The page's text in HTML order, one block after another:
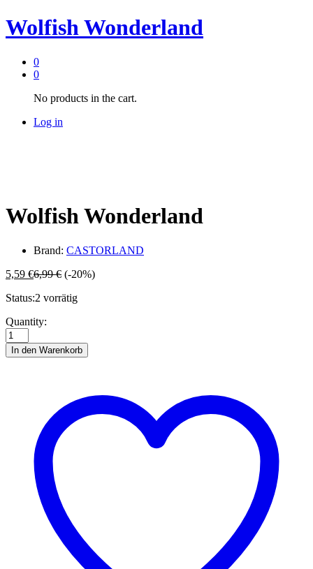
Wolfish Wonderland
0
0
No products in the cart.
Log in
Wolfish Wonderland
Brand: CASTORLAND
5,59 €6,99€ (-20%)
Status:2 vorrätig
Wolfish
Wonderland
quantity
Quantity:
In den Warenkorb